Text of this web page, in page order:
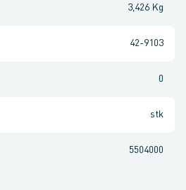
3,426 Kg
42-9103
0
stk
5504000